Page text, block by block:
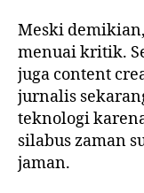
Meski
menuai kritik.
juga content
jurnalis
teknologi
silabus zaman
jaman.